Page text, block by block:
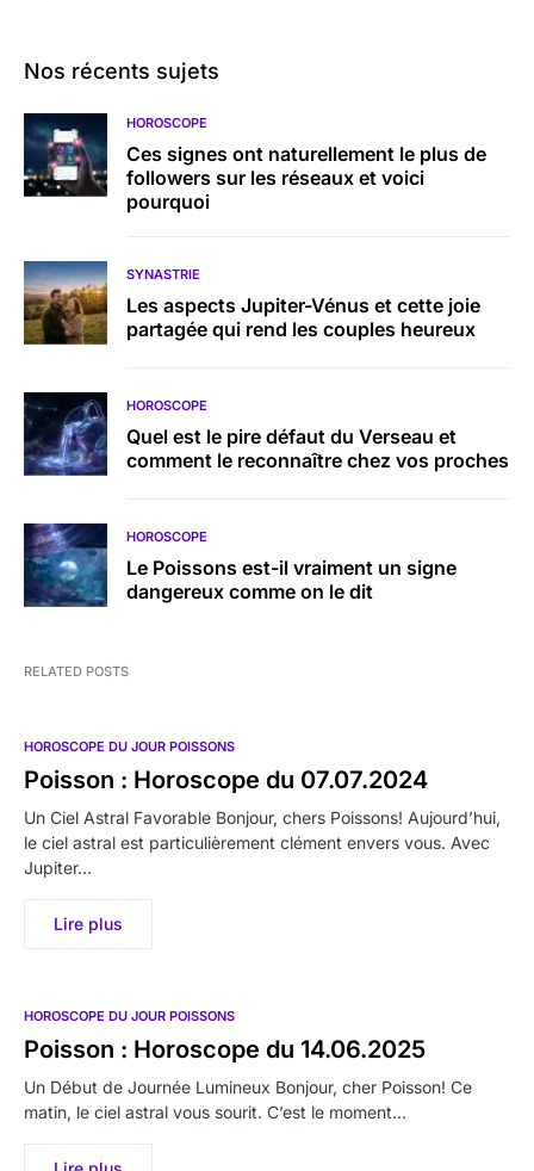
Nos récents sujets
HOROSCOPE
Ces signes ont naturellement le plus de
followers sur les réseaux et voici
pourquoi
SYNASTRIE
Les aspects Jupiter-Vénus et cette joie
partagée qui rend les couples heureux
HOROSCOPE
Quel est le pire défaut du Verseau et
comment le reconnaître chez vos proches
HOROSCOPE
Le Poissons est-il vraiment un signe
dangereux comme on le dit
RELATED POSTS
HOROSCOPE DU JOUR POISSONS
Poisson : Horoscope du 07.07.2024
Un Ciel Astral Favorable Bonjour, chers Poissons! Aujourd’hui,
le ciel astral est particulièrement clément envers vous. Avec
Jupiter…
Lire plus
HOROSCOPE DU JOUR POISSONS
Poisson : Horoscope du 14.06.2025
Un Début de Journée Lumineux Bonjour, cher Poisson! Ce
matin, le ciel astral vous sourit. C’est le moment…